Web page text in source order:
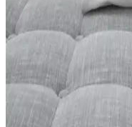
Mekan Şıklığını
Dekorasyon İpuçları
İç mekan dekorasyonunda
bakım detaylarıyla mekan
Yazılı Dekoratif
Dekorasyonunda